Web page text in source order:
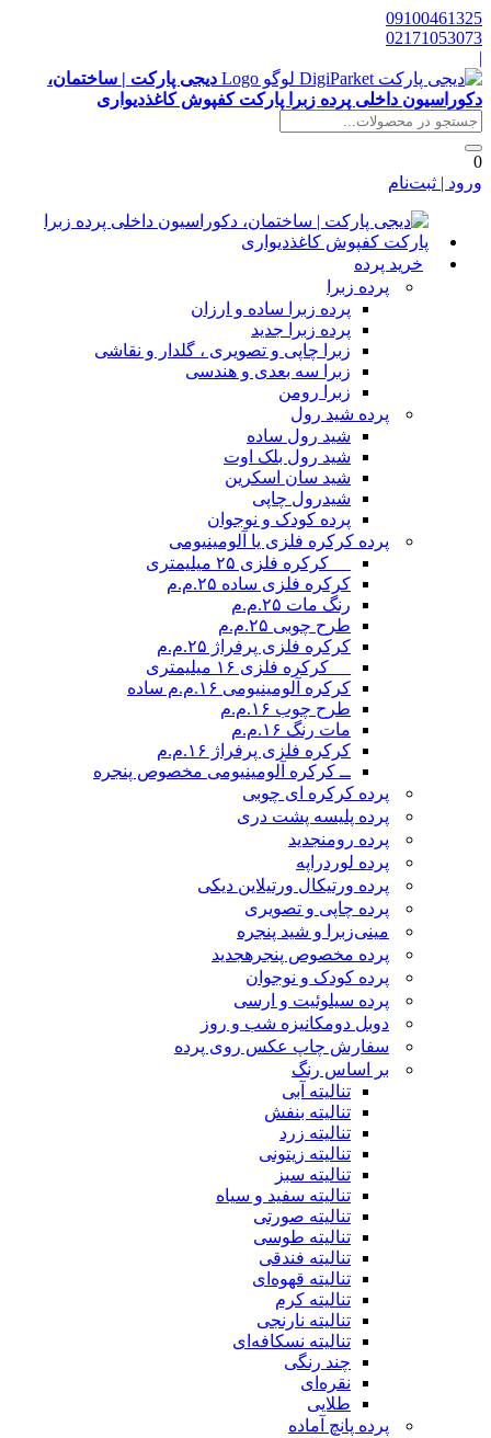
دیجی پارکت | ساختمان،
داخلی پرده زبرا پارکت کفپوش کاغذدیواری
| ثبت‌نام
خرید پرده
پرده زبرا
پرده زبرا ساده و ارزان
پرده زبرا جدید
زبرا چاپی و تصویری ، گلدار و نقاشی
زبرا سه بعدی و هندسی
زبرا رومن
پرده شید رول
شید رول ساده
شید رول بلک اوت
شید سان اسکرین
شیدرول چاپی
پرده کودک و نوجوان
پرده کرکره فلزی یا آلومینیومی
__ کرکره فلزی ۲۵ میلیمتری
کرکره فلزی ساده ۲۵.م.م
رنگ مات ۲۵.م.م
طرح چوبی ۲۵.م.م
کرکره فلزی پرفراژ ۲۵.م.م
__ کرکره فلزی ۱۶ میلیمتری
کرکره آلومینیومی ۱۶.م.م ساده
طرح چوب ۱۶.م.م
مات رنگ ۱۶.م.م
کرکره فلزی پرفراژ ۱۶.م.م
ــ کرکره آلومینیومی مخصوص پنجره
پرده کرکره ای چوبی
پرده پلیسه پشت دری
پرده رومنجدید
پرده لوردراپه
پرده ورتیکال ورتیلاین دیکی
پرده چاپی و تصویری
مینی‌زبرا و شید پنجره
پرده مخصوص پنجره جدید
پرده کودک و نوجوان
پرده سیلوئیت و ارسی
دوبل دومکانیزه شب و روز
سفارش چاپ عکس روی پرده
بر اساس رنگ
تنالیته آبی
تنالیته بنفش
تنالیته زرد
تنالیته زیتونی
تنالیته سبز
تنالیته سفید و سیاه
تنالیته صورتی
تنالیته طوسی
تنالیته فندقی
تنالیته قهوه‌ای
تنالیته کرم
تنالیته نارنجی
تنالیته نسکافه‌ای
چند رنگی
نقره‌ای
طلایی
پرده پانچ آماده